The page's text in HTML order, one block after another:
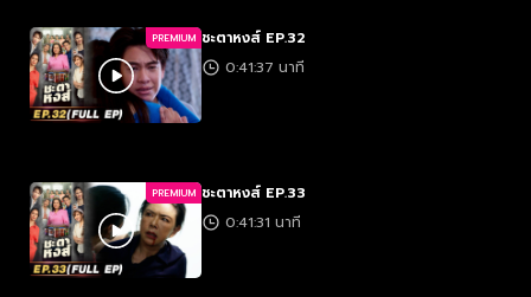
PREMIUM ชะตาหงส์ EP.32
0:41:37 นาที
PREMIUM ชะตาหงส์ EP.33
0:41:31 นาที